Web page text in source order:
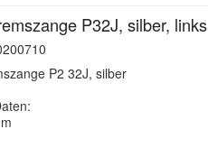
P32J, silber, links
P2 32J, silber